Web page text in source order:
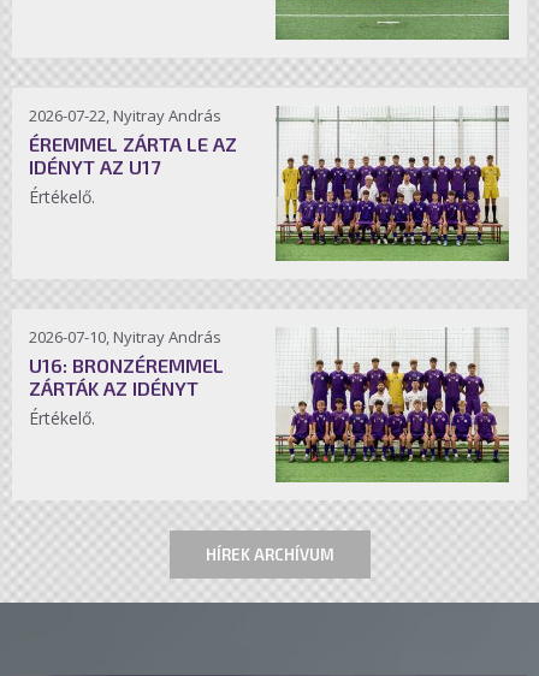
2026-07-22, Nyitray András
ÉREMMEL ZÁRTA LE AZ
IDÉNYT AZ U17
Értékelő.
2026-07-10, Nyitray András
U16: BRONZÉREMMEL
ZÁRTÁK AZ IDÉNYT
Értékelő.
HÍREK ARCHÍVUM